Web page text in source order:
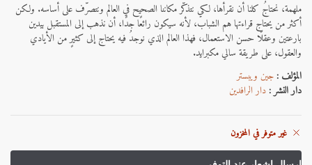
ملهمة، نحتاجُ كلنا أن نقرأها، لكي نتذكّر مكاننا الصحيح في العالم ونتصرّف على أساسه. ولكن
أكثر من يحتاج قراءتها هم الشباب، لأنه سيكون رائعًا جدًا، أن نذهب إلى المستقبل بيدين
بارعتين وعقلًا حسن الاستعمال، فهذا العالم الذي نوجدُ فيه يحتاج إلى كثيرٍ من الأيادي
والعقول، على طريقة سالي مكبرايد.
المؤلف :جين ويبستر
دار النشر :دار الرافدين
غير متوفر في المخزون